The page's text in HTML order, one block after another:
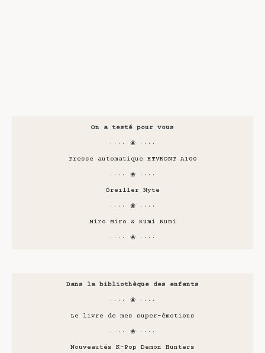
On a testé pour vous
···· ❀ ····
Presse automatique HTVRONT A100
···· ❀ ····
Oreiller Nyte
···· ❀ ····
Miro Miro & Kumi Kumi
···· ❀ ····
Dans la bibliothèque des enfants
···· ❀ ····
Le livre de mes super-émotions
···· ❀ ····
Nouveautés K-Pop Demon Hunters